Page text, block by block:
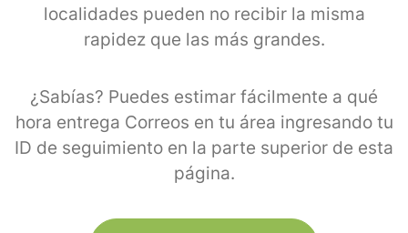
localidades pueden no recibir la misma
rapidez que las más grandes.
¿Sabías? Puedes estimar fácilmente a qué
hora entrega Correos en tu área ingresando tu
ID de seguimiento en la parte superior de esta
página.